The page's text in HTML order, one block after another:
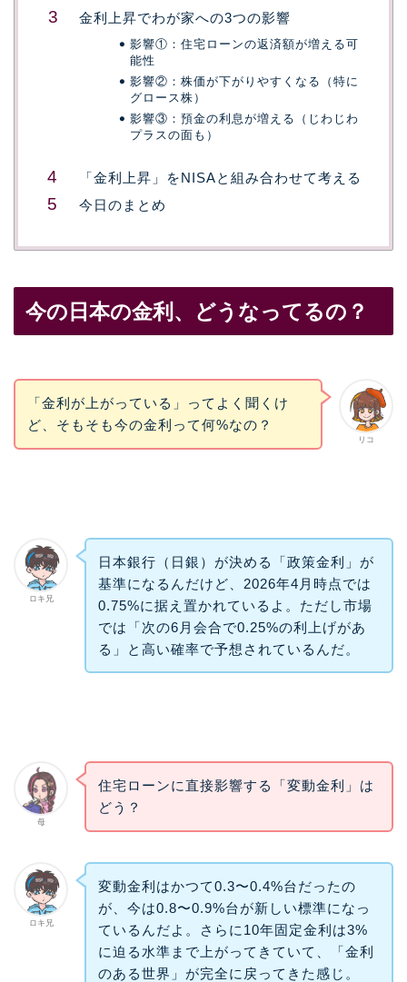
金利上昇でわが家への3つの影響
影響①：住宅ローンの返済額が増える可
能性
影響②：株価が下がりやすくなる（特に
グロース株）
影響③：預金の利息が増える（じわじわ
プラスの面も）
「金利上昇」をNISAと組み合わせて考える
今日のまとめ
今の日本の金利、どうなってるの？
リコ
「金利が上がっている」ってよく聞くけ
ど、そもそも今の金利って何%なの？
ロキ兄
日本銀行（日銀）が決める「政策金利」が
基準になるんだけど、2026年4月時点では
0.75%に据え置かれているよ。ただし市場
では「次の6月会合で0.25%の利上げがあ
る」と高い確率で予想されているんだ。
母
住宅ローンに直接影響する「変動金利」は
どう？
ロキ兄
変動金利はかつて0.3〜0.4%台だったの
が、今は0.8〜0.9%台が新しい標準になっ
ているんだよ。さらに10年固定金利は3%
に迫る水準まで上がってきていて、「金利
のある世界」が完全に戻ってきた感じ。